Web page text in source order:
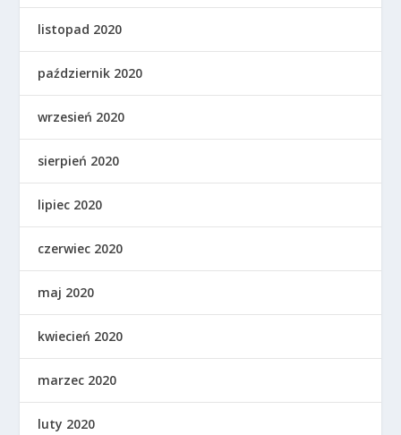
listopad 2020
październik 2020
wrzesień 2020
sierpień 2020
lipiec 2020
czerwiec 2020
maj 2020
kwiecień 2020
marzec 2020
luty 2020